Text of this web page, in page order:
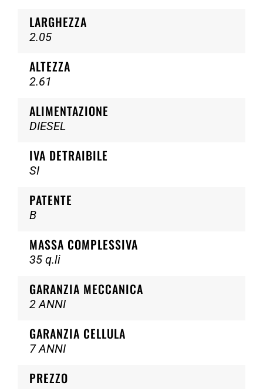
LARGHEZZA
2.05
ALTEZZA
2.61
ALIMENTAZIONE
DIESEL
IVA DETRAIBILE
SI
PATENTE
B
MASSA COMPLESSIVA
35 q.li
GARANZIA MECCANICA
2 ANNI
GARANZIA CELLULA
7 ANNI
PREZZO